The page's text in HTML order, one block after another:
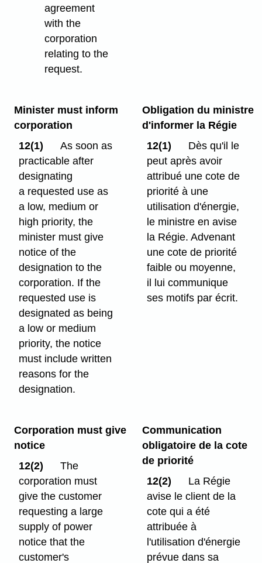
agreement
with the
corporation
relating to the
request.
Minister must inform
corporation
12(1)
As soon as
practicable after
designating
a requested use as
a low, medium or
high priority, the
minister must give
notice of the
designation to the
corporation. If the
requested use is
designated as being
a low or medium
priority, the notice
must include written
reasons for the
designation.
Obligation du ministre
d'informer la Régie
12(1)
Dès qu'il le
peut après avoir
attribué une cote de
priorité à une
utilisation d'énergie,
le ministre en avise
la Régie. Advenant
une cote de priorité
faible ou moyenne,
il lui communique
ses motifs par écrit.
Corporation must give
notice
12(2)
The
corporation must
give the customer
requesting a large
supply of power
notice that the
customer's
Communication
obligatoire de la cote
de priorité
12(2)
La Régie
avise le client de la
cote qui a été
attribuée à
l'utilisation d'énergie
prévue dans sa